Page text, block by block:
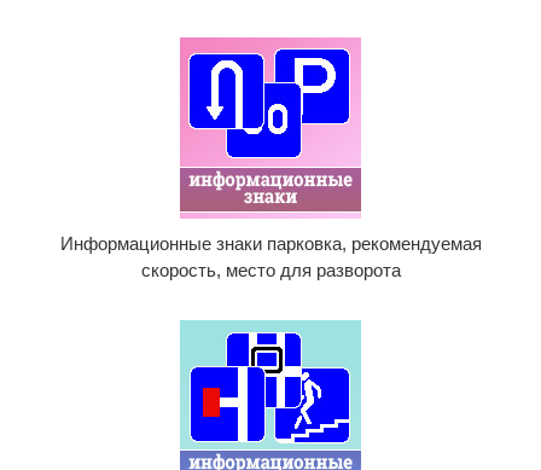
Информационные знаки парковка, рекомендуемая
скорость, место для разворота